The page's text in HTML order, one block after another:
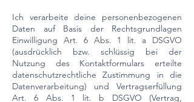
Ich verarbeite deine personenbezogenen
Daten auf Basis der Rechtsgrundlagen
Einwilligung Art. 6 Abs. 1 lit. a DSGVO
(ausdrücklich bzw. schlüssig bei der
Nutzung des Kontaktformulars erteilte
datenschutzrechtliche Zustimmung in die
Datenverarbeitung) und Vertragserfüllung
Art. 6 Abs. 1 lit. b DSGVO (Vertrag,